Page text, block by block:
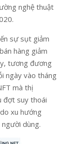
nghệ thuật
​​sự sụt giảm
hàng giảm
tương đương
ngày vào tháng
mà thị
đợt suy thoái
xu hướng
dùng.